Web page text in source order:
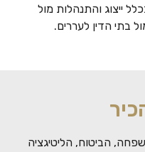
ייצוג והתנהלות מול
בתי הדין לעררים.
הביטוח, הליטיגציה